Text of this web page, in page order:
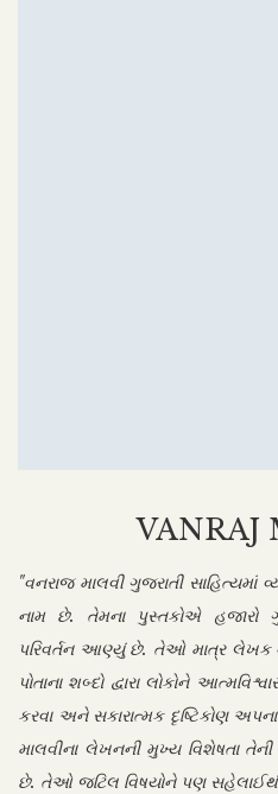
VANRAJ
"વનરાજ માલવી ગુજરાતી સાહિત્યમાં
નામ છે. તેમના પુસ્તકોએ હજારો
પરિવર્તન આણ્યું છે. તેઓ માત્ર લેખક
પોતાના શબ્દો દ્વારા લોકોને
કરવા અને સકારાત્મક દૃષ્ટિકોણ
માલવીના લેખનની મુખ્ય વિશેષતા
છે. તેઓ જટિલ વિષયોને પણ